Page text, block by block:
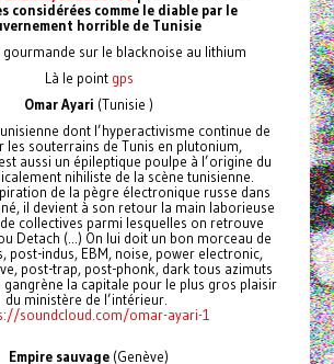
considérées comme le diable par le
horrible de Tunisie
gourmande sur le blacknoise au lithium
Là le pointgps
Omar Ayari (Tunisie )
dont l’hyperactivisme continue de
les souterrains de Tunis en plutonium,
aussi un épileptique poulpe à l’origine du
nihiliste de la scène tunisienne.
de la pègre électronique russe dans
il devient à son retour la main laborieuse
collectives parmi lesquelles on retrouve
Detach (...) On lui doit un bon morceau de
post-indus, EBM, noise, power electronic,
post-trap, post-phonk, dark tous azimuts
gangrène la capitale pour le plus gros plaisir
du ministère de l’intérieur.
soundcloud.com/omar-ayari-1
Empire sauvage (Genève)